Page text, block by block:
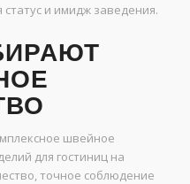
и имидж заведения.
швейное
для гостиниц на
точное соблюдение